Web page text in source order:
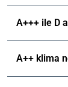
A+++ ile D
A++ klima